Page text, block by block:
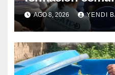
atención a
discapacidad
AGO 8, 2026 YENDI